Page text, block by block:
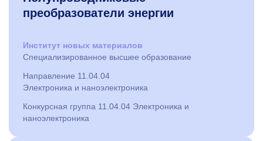
преобразователи энергии
Институт новых материалов
Специализированное высшее образование
Направление 11.04.04
Электроника и наноэлектроника
Конкурсная группа 11.04.04 Электроника и
наноэлектроника